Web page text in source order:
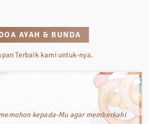
AYAH & BUNDA
Terbaik kami untuk-nya.
kepada-Mu agar memberkahi